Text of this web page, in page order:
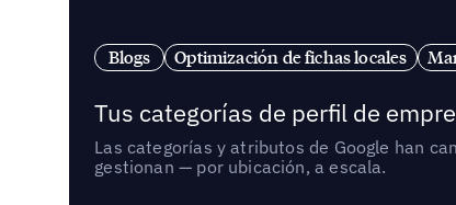
Blogs Optimización de fichas locales
Tus categorías de perfil de
Las categorías y atributos de Google han
gestionan — por ubicación, a escala.